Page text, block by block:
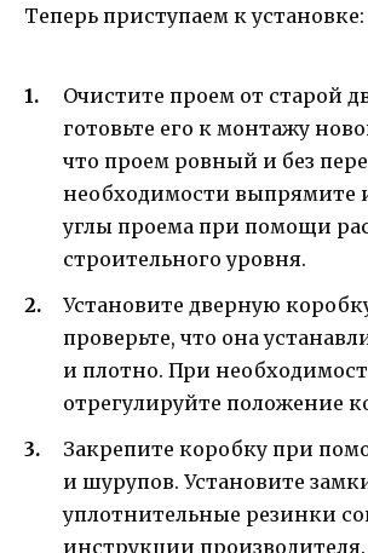
Теперь приступаем к установке:
Очистите проем от старой
готовьте его к монтажу
что проем ровный и без
необходимости выпрямите
углы проема при помощи
строительного уровня.
Установите дверную
проверьте, что она
и плотно. При
отрегулируйте положение
Закрепите коробку при
и шурупов. Установите
уплотнительные резинки
инструкции производителя.